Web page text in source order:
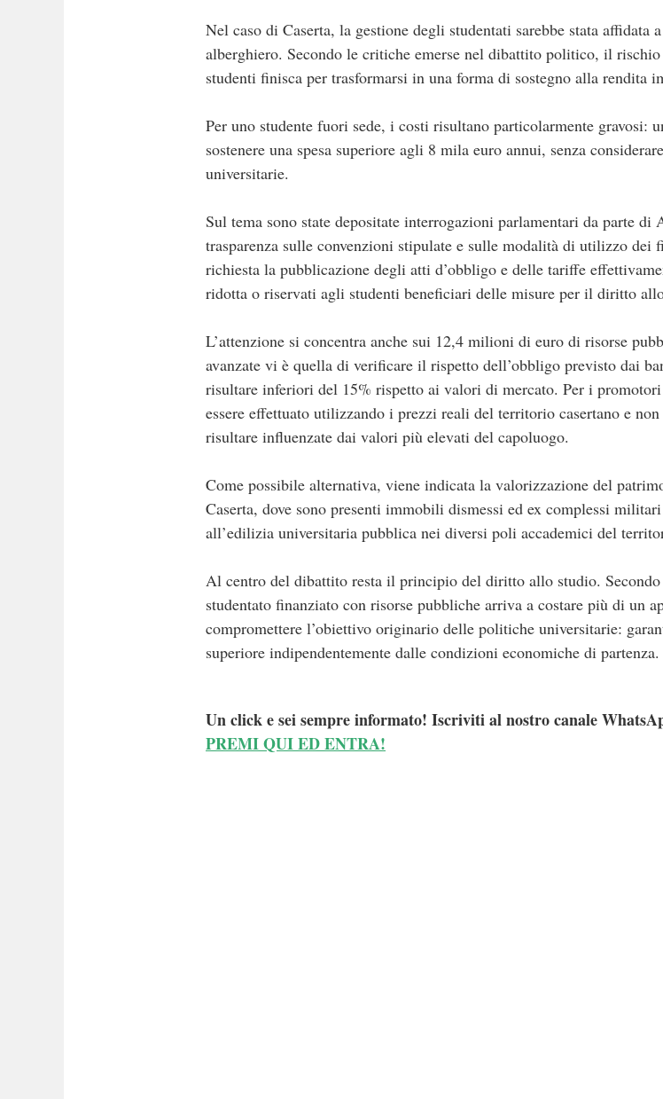
Nel caso di Caserta, la gestione degli studentati sarebbe stata affidata
alberghiero. Secondo le critiche emerse nel dibattito politico, il
studenti finisca per trasformarsi in una forma di sostegno alla rendita
Per uno studente fuori sede, i costi risultano particolarmente gravosi:
sostenere una spesa superiore agli 8 mila euro annui, senza
universitarie.
Sul tema sono state depositate interrogazioni parlamentari da parte
trasparenza sulle convenzioni stipulate e sulle modalità di utilizzo
richiesta la pubblicazione degli atti d’obbligo e delle tariffe
ridotta o riservati agli studenti beneficiari delle misure per il diritto
L’attenzione si concentra anche sui 12,4 milioni di euro di risorse
avanzate vi è quella di verificare il rispetto dell’obbligo previsto dai
risultare inferiori del 15% rispetto ai valori di mercato. Per i
essere effettuato utilizzando i prezzi reali del territorio casertano e
risultare influenzate dai valori più elevati del capoluogo.
Come possibile alternativa, viene indicata la valorizzazione del
Caserta, dove sono presenti immobili dismessi ed ex complessi
all’edilizia universitaria pubblica nei diversi poli accademici del
Al centro del dibattito resta il principio del diritto allo studio.
studentato finanziato con risorse pubbliche arriva a costare più di un
compromettere l’obiettivo originario delle politiche universitarie:
superiore indipendentemente dalle condizioni economiche di partenza.
Un click e sei sempre informato! Iscriviti al nostro canale
PREMI QUI ED ENTRA!